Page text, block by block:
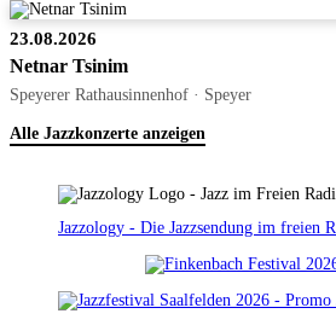
23.08.2026
Netnar Tsinim
Speyerer Rathausinnenhof · Speyer
Alle Jazzkonzerte anzeigen
Jazzology - Die Jazzsendung im freien